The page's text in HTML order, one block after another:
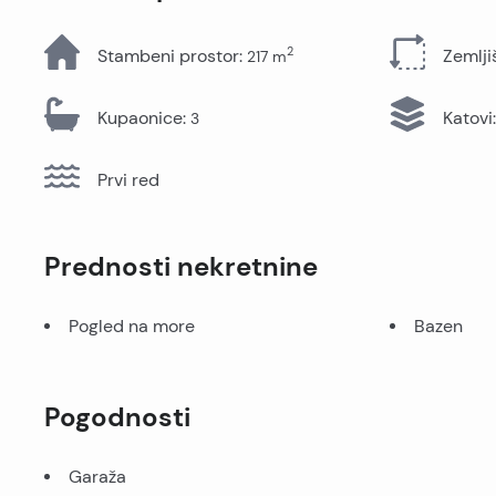
Stambeni prostor: 217 m2
Kupaonice: 3 Katovi:
Prvi red
Prednosti nekretnine
Pogled na more Bazen
Pogodnosti
Garaža